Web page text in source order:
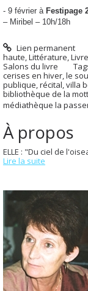
- 9 février à Festipage
– Miribel – 10h/18h
Lien permanent
haute,Littérature,
Salons du livre
cerises en hiver,le
publique,récital,villa
bibliothèque de la
médiathèque la
À propos
ELLE : "Du ciel de
Lire la suite